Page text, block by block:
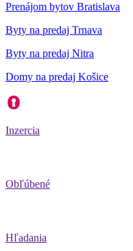
Prenájom bytov Bratislava
Byty na predaj Trnava
Byty na predaj Nitra
Domy na predaj Košice
Inzercia
Obľúbené
Hľadania